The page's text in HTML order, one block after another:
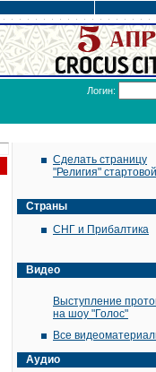
Логин:
Сделать страницу
"Религия" стартовой
Страны
СНГ и Прибалтика
Видео
Выступление
на шоу "Голос"
Все
Аудио